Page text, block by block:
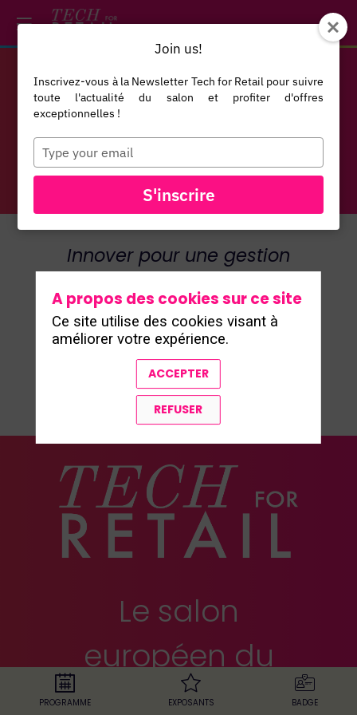
GESTION
IMMOBILIÈRE
Innover pour une gestion
performante.
TOUTES LES SOLUTIONS
Le salon
européen du
retail
PROGRAMME EXPOSANTS BADGE
A propos des cookies sur ce site
Ce site utilise des cookies visant à
améliorer votre expérience.
ACCEPTER
REFUSER
*/
Join us!
Inscrivez-vous à la Newsletter Tech for Retail pour suivre
toute l'actualité du salon et profiter d'offres
exceptionnelles !
Type
your
email
S'inscrire